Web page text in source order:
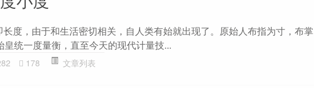
度，由于和生活密切相关，自人类有始就出现了。原始人布指为寸，布掌
统一度量衡，直至今天的现代计量技...
178 文章列表